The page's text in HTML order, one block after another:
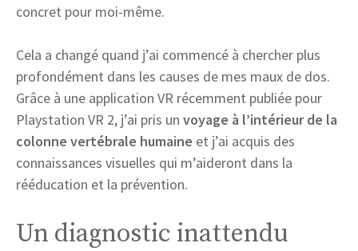
concret pour moi-même.
Cela a changé quand j’ai commencé à chercher plus
profondément dans les causes de mes maux de dos.
Grâce à une application VR récemment publiée pour
Playstation VR 2, j’ai pris un voyage à l’intérieur de la
colonne vertébrale humaine et j’ai acquis des
connaissances visuelles qui m’aideront dans la
rééducation et la prévention.
Un diagnostic inattendu